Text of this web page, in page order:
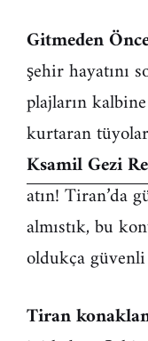
Gitmeden
şehir hayatını
plajların
kurtaran
Ksamil Gezi
atın! Tiran’da
almıstık, bu
oldukça
Tiran